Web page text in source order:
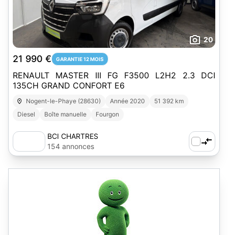
20
21 990 € GARANTIE 12 MOIS
RENAULT MASTER III FG F3500 L2H2 2.3 DCI
135CH GRAND CONFORT E6
Nogent-le-Phaye (28630) Année 2020
51 392 km
Diesel
Boîte manuelle Fourgon
BCI CHARTRES
154 annonces